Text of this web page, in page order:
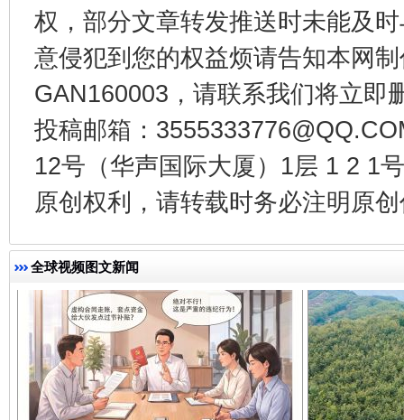
权，部分文章转发推送时未能及
意侵犯到您的权益烦请告知本网
GAN160003，请联系我们将立即
投稿邮箱：
12号（华声国际大厦）1层 1 2 1
原创权利，请转载时务必注明原
全球视频图文新闻
千年窑火 生生不息 一
揭开“小金库”的免责幌子